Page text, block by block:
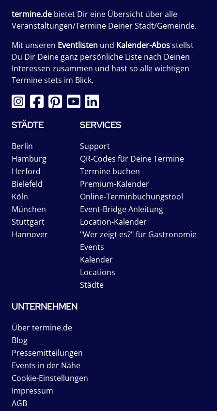
termine.de bietet Dir eine Übersicht über alle
Veranstaltungen/Termine Deiner Stadt/Gemeinde.
Mit unseren Eventlisten und Kalender-Abosstellst
Du Dir Deine ganz persönliche Liste nach Deinen
Interessen zusammen und hast so alle wichtigen
Termine stets im Blick.
STÄDTE
Berlin
Hamburg
Herford
Bielefeld
Köln
München
Stuttgart
Hannover
SERVICES
Support
QR-Codes für Deine Termine
Termine buchen
Premium-Kalender
Online-Terminbuchungstool
Event-Bridge Anleitung
Location-Kalender
"Wer zeigt es?" für Gastronomie
Events
Kalender
Locations
Städte
UNTERNEHMEN
Über termine.de
Blog
Pressemitteilungen
Events in der Nähe
Cookie-Einstellungen
Impressum
AGB